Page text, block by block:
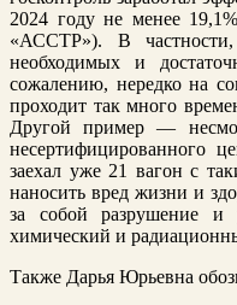
2024 году не менее
«АССТР»). В частности,
необходимых и
сожалению, нередко на
проходит так много
Другой пример —
несертифицированного
заехал уже 21 вагон с
наносить вред жизни и
за собой разрушение и
химический и
Также Дарья Юрьевна